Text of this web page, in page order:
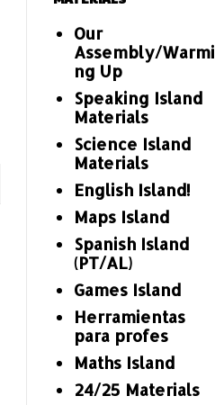
Our
Assembly/Warmi
ng Up
Speaking Island
Materials
Science Island
Materials
English Island!
Maps Island
Spanish Island
(PT/AL)
Games Island
Herramientas
para profes
Maths Island
24/25 Materials